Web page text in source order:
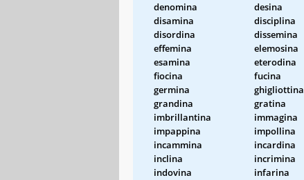
denomina
desina
disamina
disciplina
disordina
dissemina
effemina
elemosina
esamina
eterodina
fiocina
fucina
germina
ghigliottina
grandina
gratina
imbrillantina
immagina
impappina
impollina
incammina
incardina
inclina
incrimina
indovina
infarina